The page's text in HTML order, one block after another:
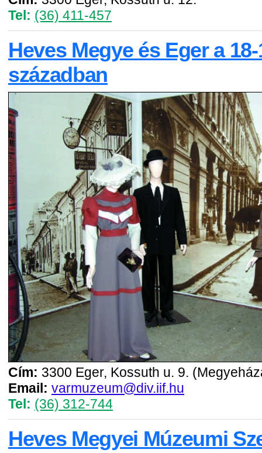
Tel: (36) 411-457
Heves Megye és Eger a 18-
században
Cím: 3300 Eger, Kossuth u. 9.
Email: varmuzeum@div.iif.hu
Tel: (36) 312-744
Heves Megyei Múzeumi